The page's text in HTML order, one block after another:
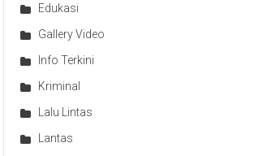
Edukasi
Gallery Video
Info Terkini
Kriminal
Lalu Lintas
Lantas